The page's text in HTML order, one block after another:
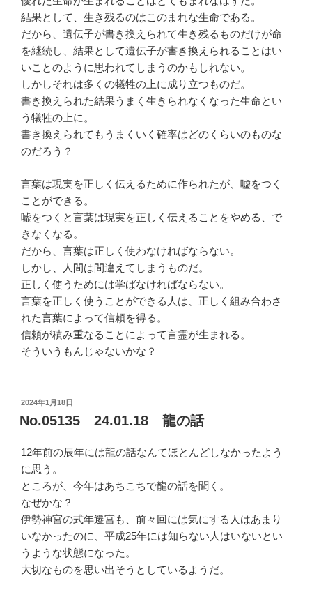
結果として、生き残るのはこのまれな生命である。
だから、遺伝子が書き換えられて生き残るものだけが命
を継続し、結果として遺伝子が書き換えられることはい
いことのように思われてしまうのかもしれない。
しかしそれは多くの犠牲の上に成り立つものだ。
書き換えられた結果うまく生きられなくなった生命とい
う犠牲の上に。
書き換えられてもうまくいく確率はどのくらいのものな
のだろう？
言葉は現実を正しく伝えるために作られたが、嘘をつく
ことができる。
嘘をつくと言葉は現実を正しく伝えることをやめる、で
きなくなる。
だから、言葉は正しく使わなければならない。
しかし、人間は間違えてしまうものだ。
正しく使うためには学ばなければならない。
言葉を正しく使うことができる人は、正しく組み合わさ
れた言葉によって信頼を得る。
信頼が積み重なることによって言霊が生まれる。
そういうもんじゃないかな？
投
稿
日:
2024年1月18日
No.05135 24.01.18 龍の話
12年前の辰年には龍の話なんてほとんどしなかったよう
に思う。
ところが、今年はあちこちで龍の話を聞く。
なぜかな？
伊勢神宮の式年遷宮も、前々回には気にする人はあまり
いなかったのに、平成25年には知らない人はいないとい
うような状態になった。
大切なものを思い出そうとしているようだ。